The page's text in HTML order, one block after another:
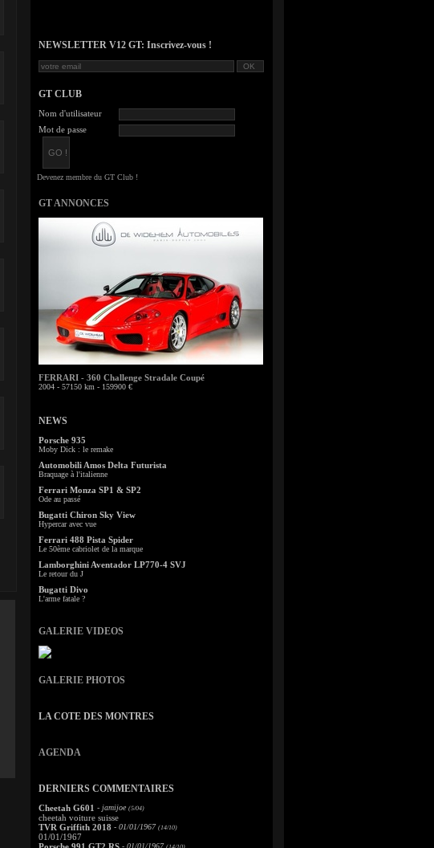
NEWSLETTER V12 GT: Inscrivez-vous !
GT CLUB
Nom d'utilisateur
Mot de passe
GT ANNONCES
FERRARI - 360 Challenge Stradale Coupé
2004 - 57150 km - 159900 €
NEWS
Porsche 935
Moby Dick : le remake
Automobili Amos Delta Futurista
Braquage à l'italienne
Ferrari Monza SP1 & SP2
Ode au passé
Bugatti Chiron Sky View
Hypercar avec vue
Ferrari 488 Pista Spider
Le 50ème cabriolet de la marque
Lamborghini Aventador LP770-4 SVJ
Le retour du J
Bugatti Divo
L'arme fatale ?
GALERIE VIDEOS
GALERIE PHOTOS
LA COTE DES MONTRES
AGENDA
DERNIERS COMMENTAIRES
Cheetah G601 - jamijoe (5/04)
cheetah voiture suisse
TVR Griffith 2018 - 01/01/1967 (14/10)
01/01/1967
- 01/01/1967